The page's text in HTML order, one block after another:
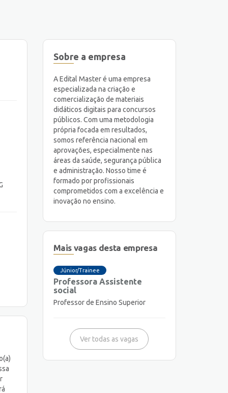
Sobre a empresa
A Edital Master é uma empresa
especializada na criação e
comercialização de materiais
didáticos digitais para concursos
públicos. Com uma metodologia
própria focada em resultados,
somos referência nacional em
aprovações, especialmente nas
áreas da saúde, segurança pública
e administração. Nosso time é
formado por profissionais
comprometidos com a excelência e
inovação no ensino.
Mais vagas desta empresa
Júnior/Trainee
Professora Assistente
social
Professor de Ensino Superior
Ver todas as vagas